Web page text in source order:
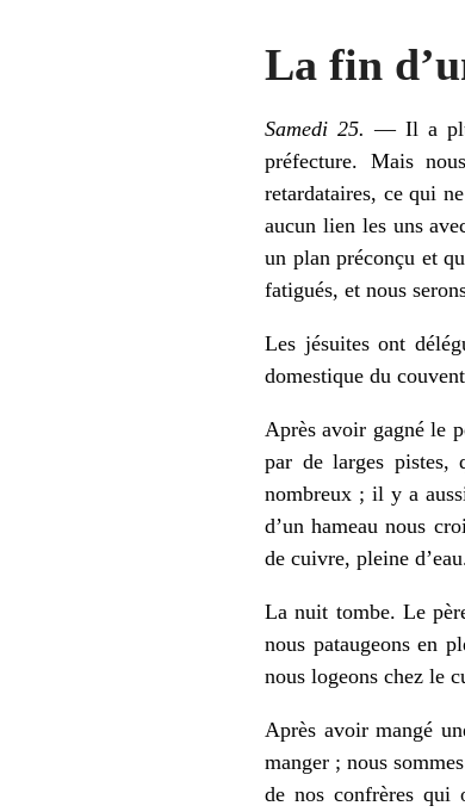
La fin
Samedi 25. — Il a plu
préfecture. Mais
retardataires, ce qui
aucun lien les uns
un plan préconçu et
fatigués, et nous
Les jésuites ont
domestique du
Après avoir gagné le
par de larges pistes,
nombreux ; il y a
d’un hameau nous
de cuivre, pleine
La nuit tombe. Le
nous pataugeons en
nous logeons chez le
Après avoir mangé
manger ; nous
de nos confrères qui